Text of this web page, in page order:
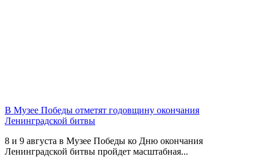
В Музее Победы отметят годовщину окончания
Ленинградской битвы
8 и 9 августа в Музее Победы ко Дню окончания
Ленинградской битвы пройдет масштабная...